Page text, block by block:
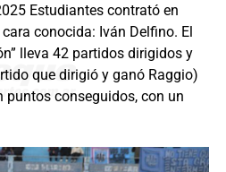
Estudiantes contrató en
conocida: Iván Delfino. El
lleva 42 partidos dirigidos y
que dirigió y ganó Raggio)
puntos conseguidos, con un